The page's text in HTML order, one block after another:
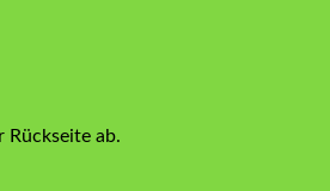
Rückseite ab.